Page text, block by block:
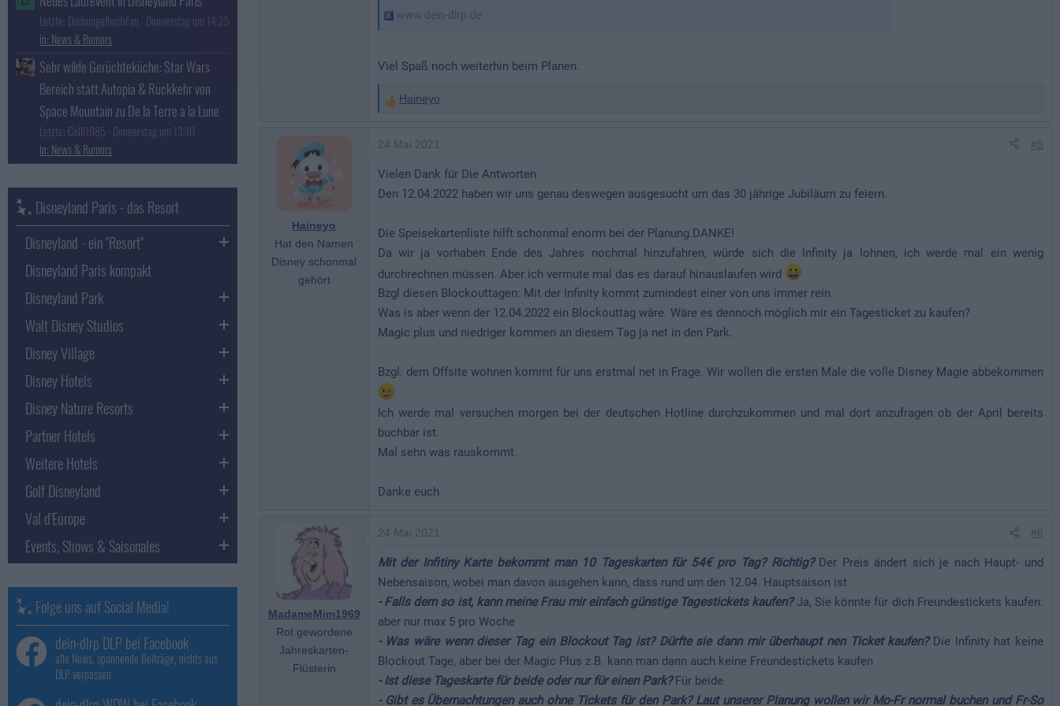
www.dein-dlrp.de
Viel Spaß noch weiterhin beim Planen.
W
r
u
n
e
n
:
Haineyo
Haineyo
Hat den Namen
Disney schonmal
gehört
24 Mai 2021 #5
Vielen Dank für Die Antworten
Den 12.04.2022 haben wir uns genau deswegen ausgesucht um das 30 jährige Jubiläum zu feiern.
Die Speisekartenliste hilft schonmal enorm bei der Planung.DANKE!
Da wir ja vorhaben Ende des Jahres nochmal hinzufahren, würde sich die Infinity ja lohnen, ich werde mal ein wenig
durchrechnen müssen. Aber ich vermute mal das es darauf hinauslaufen wird
Bzgl diesen Blockouttagen: Mit der Infinity kommt zumindest einer von uns immer rein.
Was is aber wenn der 12.04.2022 ein Blockouttag wäre. Wäre es dennoch möglich mir ein Tagesticket zu kaufen?
Magic plus und niedriger kommen an diesem Tag ja net in den Park.
Bzgl. dem Offsite wohnen kommt für uns erstmal net in Frage. Wir wollen die ersten Male die volle Disney Magie abbekommen
Ich werde mal versuchen morgen bei der deutschen Hotline durchzukommen und mal dort anzufragen ob der April bereits
buchbar ist.
Mal sehn was rauskommt.
Danke euch
MadameMim1969
Rot gewordene
Jahreskarten-
Flüsterin
24 Mai 2021 #6
Mit der Infitiny Karte bekommt man 10 Tageskarten für 54€ pro Tag? Richtig? Der Preis ändert sich je nach Haupt- und
Nebensaison, wobei man davon ausgehen kann, dass rund um den 12.04. Hauptsaison ist
- Falls dem so ist, kann meine Frau mir einfach günstige Tagestickets kaufen?Ja, Sie könnte für dich Freundestickets kaufen.
aber nur max 5 pro Woche
- Was wäre wenn dieser Tag ein Blockout Tag ist? Dürfte sie dann mir überhaupt nen Ticket kaufen?Die Infinity hat keine
Blockout Tage, aber bei der Magic Plus z.B. kann man dann auch keine Freundestickets kaufen
- Ist diese Tageskarte für beide oder nur für einen Park?Für beide
- Gibt es Übernachtungen auch ohne Tickets für den Park? Laut unserer Planung wollen wir Mo-Fr normal buchen und Fr-So
Letzte: DschungelbuchFan Donnerstag um 14:25
News & Rumors
Sehr wilde Gerüchteküche: Star Wars
Bereich statt Autopia & Rückkehr von
Space Mountain zu De la Terre a la Lune
Letzte: Celli1985 Donnerstag um 13:10
News & Rumors
Disneyland Paris - das Resort
Disneyland - ein "Resort"
Disneyland Paris kompakt
Disneyland Park
Walt Disney Studios
Disney Village
Disney Hotels
Disney Nature Resorts
Partner Hotels
Weitere Hotels
Golf Disneyland
Val d'Europe
Events, Shows & Saisonales
Folge uns auf Social Media!
dein-dlrp DLP bei Facebook
alle News, spannende Beiträge, nichts aus
DLP verpassen